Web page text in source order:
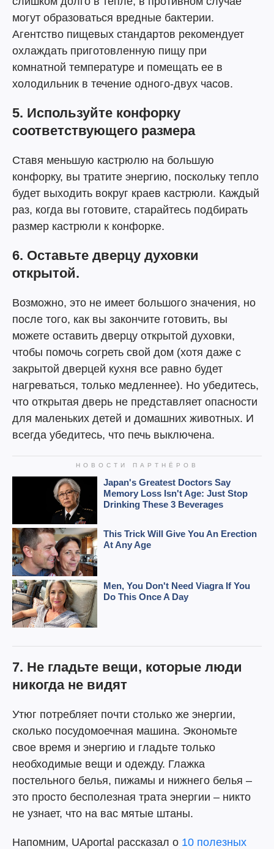
могут образоваться вредные бактерии.
Агентство пищевых стандартов рекомендует
охлаждать приготовленную пищу при
комнатной температуре и помещать ее в
холодильник в течение одного-двух часов.
5. Используйте конфорку
соответствующего размера
Ставя меньшую кастрюлю на большую
конфорку, вы тратите энергию, поскольку тепло
будет выходить вокруг краев кастрюли. Каждый
раз, когда вы готовите, старайтесь подбирать
размер кастрюли к конфорке.
6. Оставьте дверцу духовки
открытой.
Возможно, это не имеет большого значения, но
после того, как вы закончите готовить, вы
можете оставить дверцу открытой духовки,
чтобы помочь согреть свой дом (хотя даже с
закрытой дверцей кухня все равно будет
нагреваться, только медленнее). Но убедитесь,
что открытая дверь не представляет опасности
для маленьких детей и домашних животных. И
всегда убедитесь, что печь выключена.
7. Не гладьте вещи, которые люди
никогда не видят
Утюг потребляет почти столько же энергии,
сколько посудомоечная машина. Экономьте
свое время и энергию и гладьте только
необходимые вещи и одежду. Глажка
постельного белья, пижамы и нижнего белья –
это просто бесполезная трата энергии – никто
не узнает, что на вас мятые штаны.
Напомним, UAportal рассказал о 10 полезных